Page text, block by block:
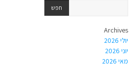
Archives
יולי 2026
יוני 2026
מאי 2026